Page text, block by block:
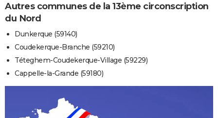
Autres communes de la 13ème circonscription
du Nord
Dunkerque (59140)
Coudekerque-Branche (59210)
Téteghem-Coudekerque-Village (59229)
Cappelle-la-Grande (59180)